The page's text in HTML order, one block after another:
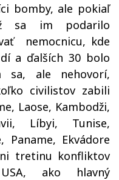
bomby, ale pokiaľ
sa im podarilo
nemocnicu, kde
a ďalších 30 bolo
sa, ale nehovorí,
civilistov zabili
Laose, Kambodži,
Líbyi, Tunise,
Paname, Ekvádore
tretinu konfliktov
ako hlavný